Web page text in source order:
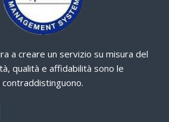
a creare un servizio su misura del
qualità e affidabilità sono le